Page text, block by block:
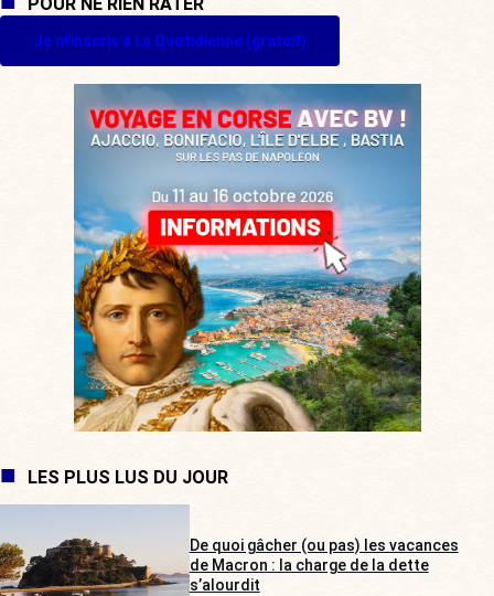
Je m'inscris à La Quotidienne (gratuit)
LES PLUS LUS DU JOUR
De quoi gâcher (ou pas) les vacances
de Macron : la charge de la dette
s’alourdit